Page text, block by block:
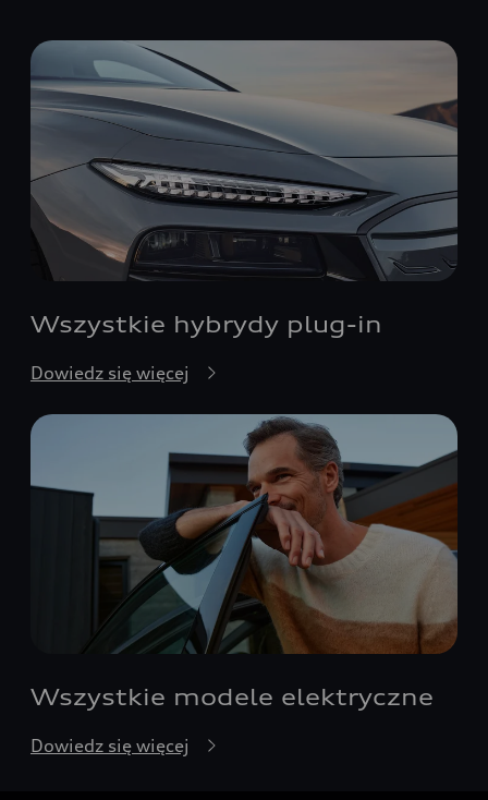
Wszystkie hybrydy plug-in
Dowiedz się więcej
Wszystkie modele elektryczne
Dowiedz się więcej